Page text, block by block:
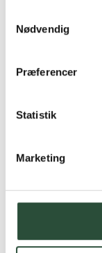
Nødvendig
Præferencer
Statistik
Marketing